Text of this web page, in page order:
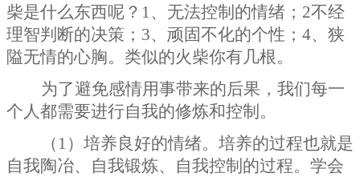
柴是什么东西呢？ 1、无法控制的情绪； 2不经
理智判断的决策； 3、顽固不化的个性； 4、狭
隘无情的心胸。类似的火柴你有几根。
为了避免感情用事带来的后果，我们每一
个人都需要进行自我的修炼和控制。
（ 1 ）培养良好的情绪。培养的过程也就是
自我陶冶、自我锻炼、自我控制的过程。学会